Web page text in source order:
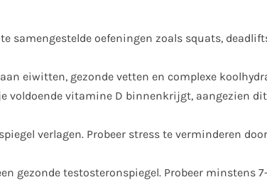
oefeningen zoals squats,
eiwitten, gezonde vetten en complexe
voldoende vitamine D binnenkrijgt, aangezien
verlagen. Probeer stress te verminderen
gezonde testosteronspiegel. Probeer minstens